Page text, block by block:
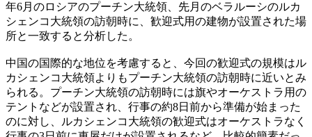
年6月のロシアのプーチン大統領、先月のベラルーシのルカ
シェンコ大統領の訪朝時に、歓迎式用の建物が設置された場
所と一致すると分析した。
中国の国際的な地位を考慮すると、今回の歓迎式の規模はル
カシェンコ大統領よりもプーチン大統領の訪朝時に近いとみ
られる。プーチン大統領の訪朝時には旗やオーケストラ用の
テントなどが設置され、行事の約8日前から準備が始まった
のに対し、ルカシェンコ大統領の歓迎式はオーケストラなく